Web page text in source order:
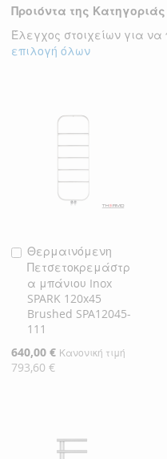
ΕΠΙΘΥΜΙΏΝ
Προιόντα της Κατηγοριάς
Έλεγχος στοιχείων για
επιλογή όλων
Θερμαινόμενη
Πετσετοκρεμάστρ
α μπάνιου Inox
SPARK 120x45
Brushed SPA12045-
111
Ειδική
Τιμή
640,00 € Κανονική τιμή
793,60 €
Προσθήκη
στο
Καλάθι